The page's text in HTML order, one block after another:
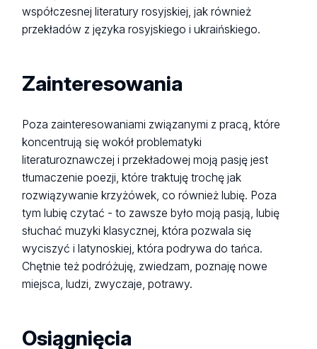
współczesnej literatury rosyjskiej, jak również
przekładów z języka rosyjskiego i ukraińskiego.
Zainteresowania
Poza zainteresowaniami związanymi z pracą, które
koncentrują się wokół problematyki
literaturoznawczej i przekładowej moją pasję jest
tłumaczenie poezji, które traktuję trochę jak
rozwiązywanie krzyżówek, co również lubię. Poza
tym lubię czytać - to zawsze było moją pasją, lubię
słuchać muzyki klasycznej, która pozwala się
wyciszyć i latynoskiej, która podrywa do tańca.
Chętnie też podróżuję, zwiedzam, poznaję nowe
miejsca, ludzi, zwyczaje, potrawy.
Osiągnięcia